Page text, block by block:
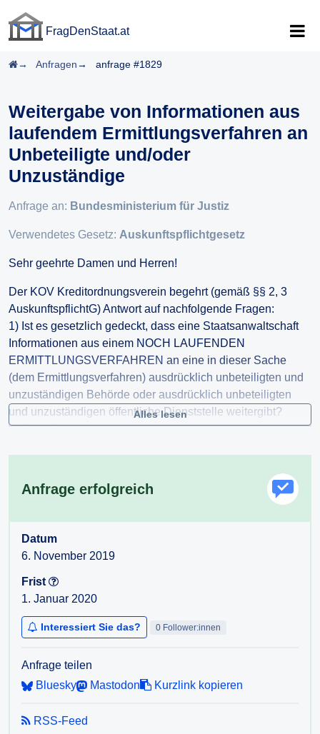
FragDenStaat.at
Startseite
Anfragen anfrage #1829
Weitergabe von Informationen aus
laufendem Ermittlungsverfahren an
Unbeteiligte und/oder
Unzuständige
Anfrage an: Bundesministerium für Justiz
Verwendetes Gesetz: Auskunftspflichtgesetz
Sehr geehrte Damen und Herren!
Der KOV Kreditordnungsverein begehrt (gemäß §§ 2, 3
AuskunftspflichtG) Antwort auf nachfolgende Fragen:
1) Ist es gesetzlich gedeckt, dass eine Staatsanwaltschaft
Informationen aus einem NOCH LAUFENDEN
ERMITTLUNGSVERFAHREN an eine in dieser Sache
(dem Ermittlungsverfahren) ausdrücklich unbeteiligten und
unzuständigen Behörde oder ausdrücklich unbeteiligten
und unzuständigen öffentliche Dienststelle weitergibt?
2) Falls Frage 1 bejaht wird: Was ist die gesetzliche
Für den Fall einer vollständigen oder teilweisen
höflichst der Antrag auf Erlassung eines Bescheides gemäß
§ 4 AuskunftspflichtG gestellt.
Alles lesen
Anfrage erfolgreich
Datum
6. November 2019
Frist
1. Januar 2020
Interessiert Sie das? 0 Follower:innen
Anfrage teilen
Bluesky
Mastodon Kurzlink kopieren
RSS-Feed